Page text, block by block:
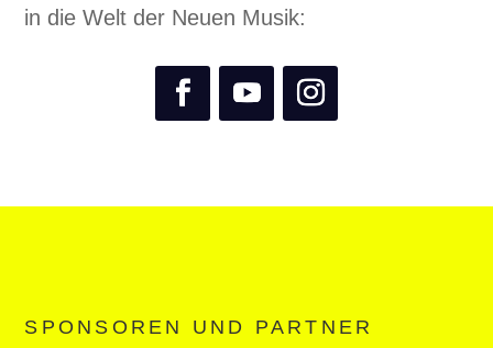
in die Welt der Neuen Musik:
SPONSOREN UND PARTNER